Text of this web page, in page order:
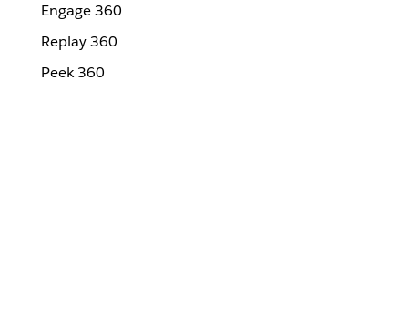
Engage 360
Replay 360
Peek 360